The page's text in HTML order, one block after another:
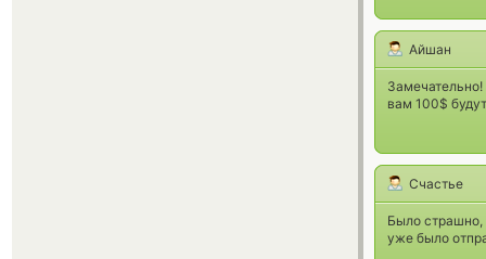
Айшан
вам 100$
Счастье
Было страшно,
уже было